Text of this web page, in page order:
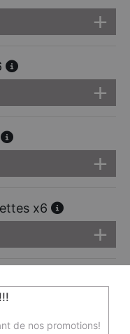
x6
de nos promotions!